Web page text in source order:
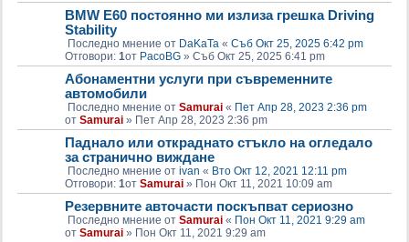
BMW E60 постоянно ми излиза грешка Driving
Stability
Последно мнение от DaKaTa « Съб Окт 25, 2025 6:42 pm
Отговори: 1от PacoBG » Съб Окт 25, 2025 6:41 pm
Абонаментни услуги при съвременните
автомобили
Последно мнение от Samurai « Пет Апр 28, 2023 2:36 pm
от Samurai » Пет Апр 28, 2023 2:36 pm
Паднало или откраднато стъкло на огледало
за странично виждане
Последно мнение от ivan « Вто Окт 12, 2021 12:11 pm
Отговори: 1от Samurai » Пон Окт 11, 2021 10:09 am
Резервните авточасти поскъпват сериозно
Последно мнение от Samurai « Пон Окт 11, 2021 9:29 am
от Samurai » Пон Окт 11, 2021 9:29 am